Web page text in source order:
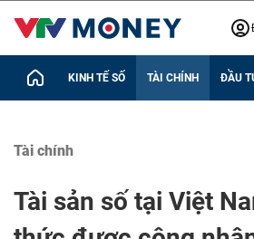
KINH TẾ SỐ TÀI CHÍNH ĐẦU
Tài chính
Tài sản số tại Việt